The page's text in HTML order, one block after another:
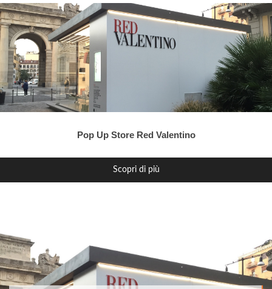
Pop Up Store Red Valentino
Scopri di più